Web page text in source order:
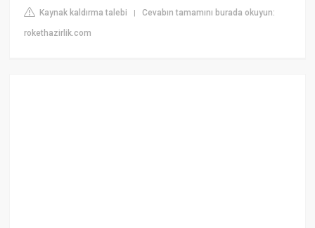
Kaynak kaldırma talebi |Cevabın tamamını burada okuyun:
rokethazirlik.com